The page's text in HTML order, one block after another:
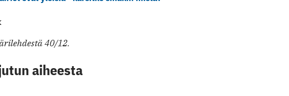
40/12.
aiheesta